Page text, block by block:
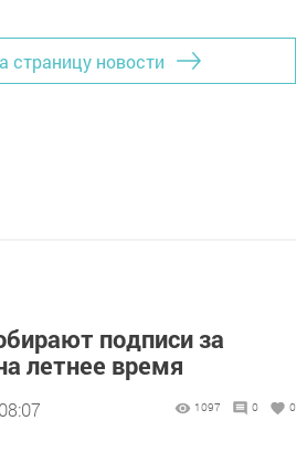
страницу новости
подписи за
летнее время
1097 0 0